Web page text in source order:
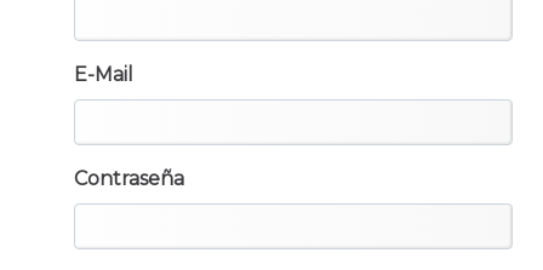
E-Mail
Contraseña